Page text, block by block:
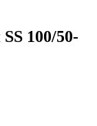
100/50-